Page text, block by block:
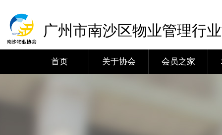
广州市南沙区物业管理行
首页 关于协会 会员之家